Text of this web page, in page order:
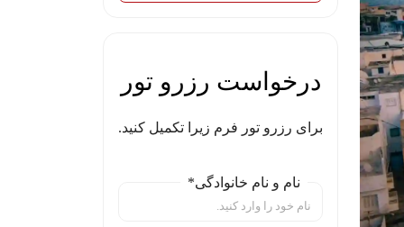
درخواست رزرو تور
برای رزرو تور فرم زیرا تکمیل کنید.
نام و نام خانوادگی*